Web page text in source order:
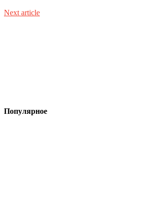
Next article
Популярное